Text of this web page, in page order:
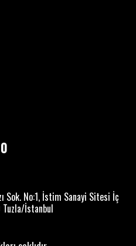
Sok. No:1, İstim Sanayi Sitesi İç
İstanbul